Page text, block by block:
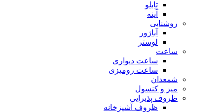
تابلو
آینه
روشنایی
آباژور
لوستر
ساعت
ساعت دیواری
ساعت رومیزی
شمعدان
میز و کنسول
ظروف پذیرایی
ظروف آشپزخانه